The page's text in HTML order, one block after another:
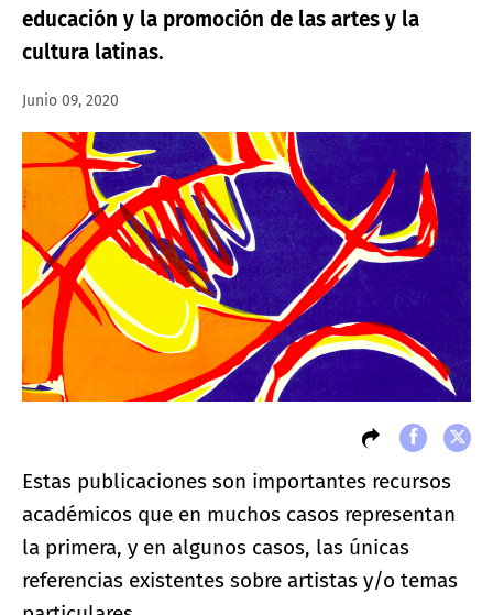
educación y la promoción de las artes y la
cultura latinas.
Junio 09, 2020
Estas publicaciones son importantes recursos
académicos que en muchos casos representan
la primera, y en algunos casos, las únicas
referencias existentes sobre artistas y/o temas